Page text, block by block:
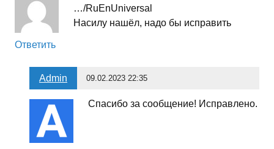
…/RuEnUniversal
Насилу нашёл, надо бы исправить
Ответить
Admin 09.02.2023 22:35
Спасибо за сообщение! Исправлено.